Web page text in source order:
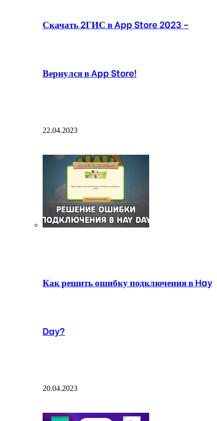
Скачать 2ГИС в App Store 2023 –
Вернулся в App Store!
22.04.2023
Как решить ошибку подключения в Hay
Day?
20.04.2023